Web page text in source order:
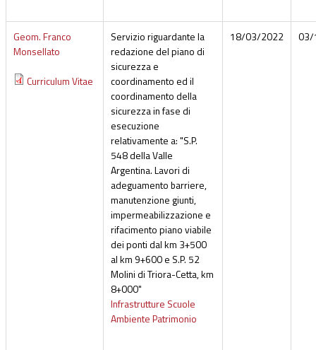
Geom. Franco
Monsellato
Curriculum Vitae
Servizio riguardante la
redazione del piano di
sicurezza e
coordinamento ed il
coordinamento della
sicurezza in fase di
esecuzione
relativamente a: "S.P.
548 della Valle
Argentina. Lavori di
adeguamento barriere,
manutenzione giunti,
impermeabilizzazione e
rifacimento piano viabile
dei ponti dal km 3+500
al km 9+600 e S.P. 52
Molini di Triora-Cetta, km
8+000"
Infrastrutture Scuole
Ambiente Patrimonio
18/03/2022 03/